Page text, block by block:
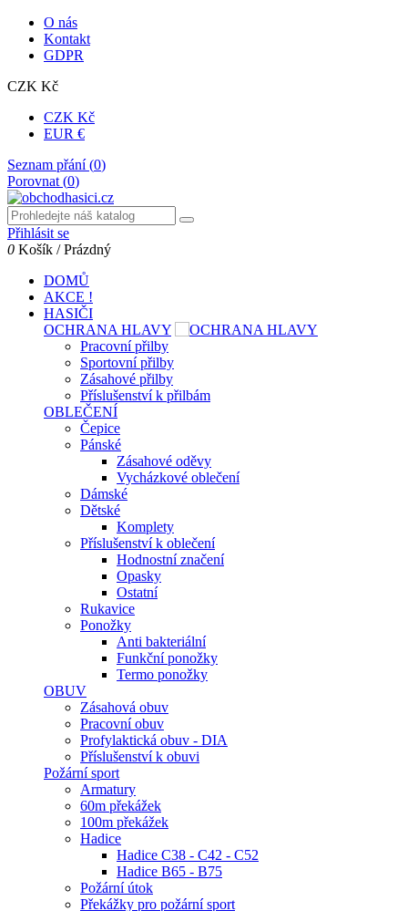
O nás
Kontakt
GDPR
CZK Kč
CZK Kč
EUR €
Seznam přání (0)
Porovnat (0)
Přihlásit se
0 Košík /Prázdný
DOMŮ
AKCE !
HASIČI
OCHRANA HLAVY
Pracovní přilby
Sportovní přilby
Zásahové přilby
Příslušenství k přilbám
OBLEČENÍ
Čepice
Pánské
Zásahové oděvy
Vycházkové oblečení
Dámské
Dětské
Komplety
Příslušenství k oblečení
Hodnostní značení
Opasky
Ostatní
Rukavice
Ponožky
Anti bakteriální
Funkční ponožky
Termo ponožky
OBUV
Zásahová obuv
Pracovní obuv
Profylaktická obuv - DIA
Příslušenství k obuvi
Požární sport
Armatury
60m překážek
100m překážek
Hadice
Hadice C38 - C42 - C52
Hadice B65 - B75
Požární útok
Překážky pro požární sport